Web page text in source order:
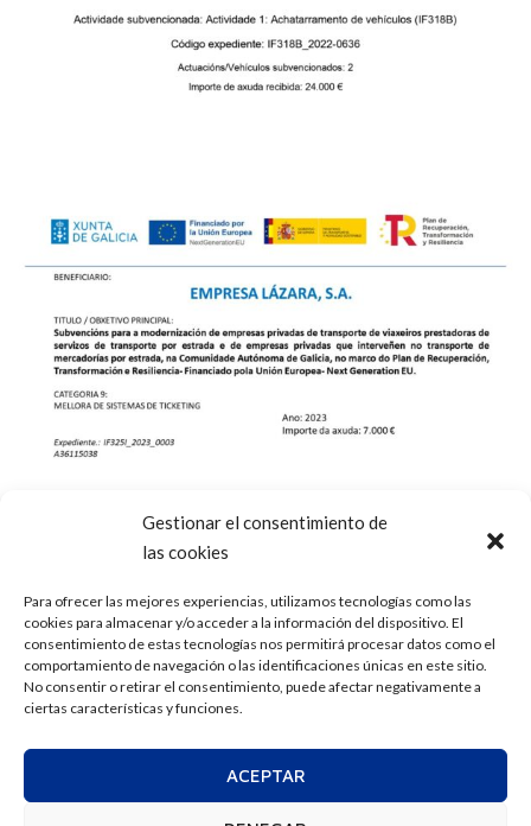
Gestionar el consentimiento de
las cookies
Para ofrecer las mejores experiencias, utilizamos tecnologías como las
cookies para almacenar y/o acceder a la información del dispositivo. El
consentimiento de estas tecnologías nos permitirá procesar datos como el
comportamiento de navegación o las identificaciones únicas en este sitio.
No consentir o retirar el consentimiento, puede afectar negativamente a
ciertas características y funciones.
ACEPTAR